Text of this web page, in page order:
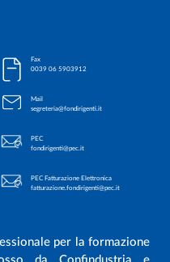
per la formazione
Fax
0039 06 5903912
Mail
segreteria@fondirigenti.it
PEC
fondirigenti@pec.it
PEC Fatturazione Elettronica
fatturazione.fondirigenti@pec.it